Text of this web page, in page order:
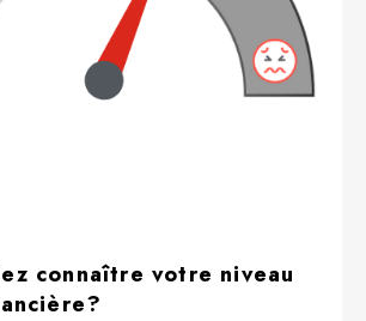
connaître votre niveau